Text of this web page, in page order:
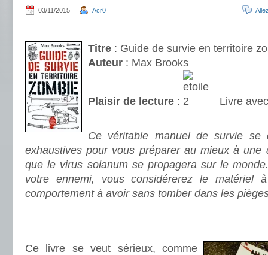
03/11/2015 Acr0
Titre : Guide de survie en territoire
Auteur : Max Brooks
Plaisir de lecture :
Livre
Ce véritable manuel de survie se
exhaustives pour vous préparer au mieux à une
que le virus solanum se propagera sur le
votre ennemi, vous considérerez le matériel
comportement à avoir sans tomber dans les
Ce livre se veut sérieux, comme